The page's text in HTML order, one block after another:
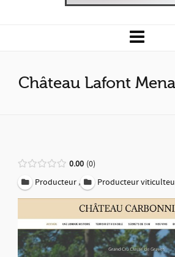
Château Lafont
0.00 0
Producteur , Producteur